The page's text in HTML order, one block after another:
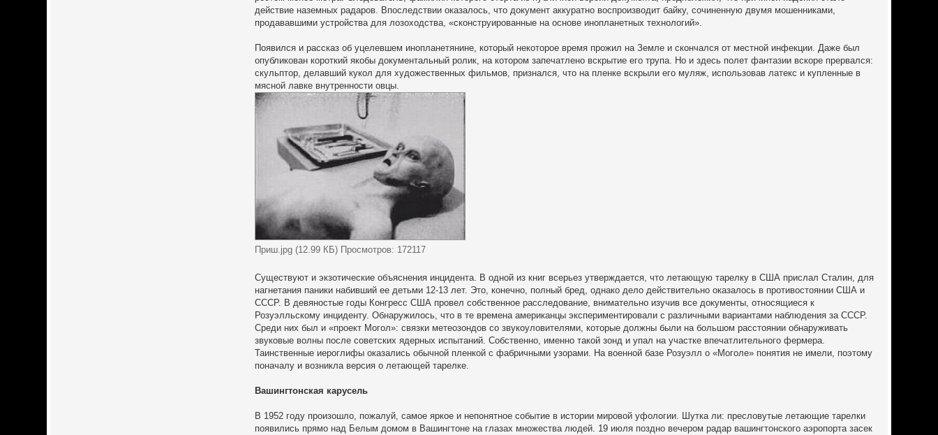
действие наземных радаров. Впоследствии оказалось, что документ аккуратно воспроизводит байку, сочиненную двумя мошенниками,
продававшими устройства для лозоходства, «сконструированные на основе инопланетных технологий».
Появился и рассказ об уцелевшем инопланетянине, который некоторое время прожил на Земле и скончался от местной инфекции. Даже был
опубликован короткий якобы документальный ролик, на котором запечатлено вскрытие его трупа. Но и здесь полет фантазии вскоре прервался:
скульптор, делавший кукол для художественных фильмов, признался, что на пленке вскрыли его муляж, использовав латекс и купленные в
мясной лавке внутренности овцы.
Приш.jpg (12.99 КБ) Просмотров: 172117
Существуют и экзотические объяснения инцидента. В одной из книг всерьез утверждается, что летающую тарелку в США прислал Сталин, для
нагнетания паники набивший ее детьми 12-13 лет. Это, конечно, полный бред, однако дело действительно оказалось в противостоянии США и
СССР. В девяностые годы Конгресс США провел собственное расследование, внимательно изучив все документы, относящиеся к
Розуэлльскому инциденту. Обнаружилось, что в те времена американцы экспериментировали с различными вариантами наблюдения за СССР.
Среди них был и «проект Могол»: связки метеозондов со звукоуловителями, которые должны были на большом расстоянии обнаруживать
звуковые волны после советских ядерных испытаний. Собственно, именно такой зонд и упал на участке впечатлительного фермера.
Таинственные иероглифы оказались обычной пленкой с фабричными узорами. На военной базе Розуэлл о «Моголе» понятия не имели, поэтому
поначалу и возникла версия о летающей тарелке.
Вашингтонская карусель
В 1952 году произошло, пожалуй, самое яркое и непонятное событие в истории мировой уфологии. Шутка ли: пресловутые летающие тарелки
появились прямо над Белым домом в Вашингтоне на глазах множества людей. 19 июля поздно вечером радар вашингтонского аэропорта засек